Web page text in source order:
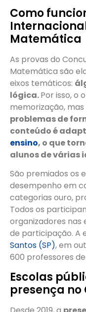
Como
Matemática
As provas do
Matemática são
eixos temáticos:
lógica.Por isso, o
memorização, mas
problemas de
conteúdo é
ensino, o que
alunos de várias
São premiados os
desempenho em
categorias ouro,
Todos os
organizadores
de participação. A
Santos (SP), em
600 professores
Escolas
presença no